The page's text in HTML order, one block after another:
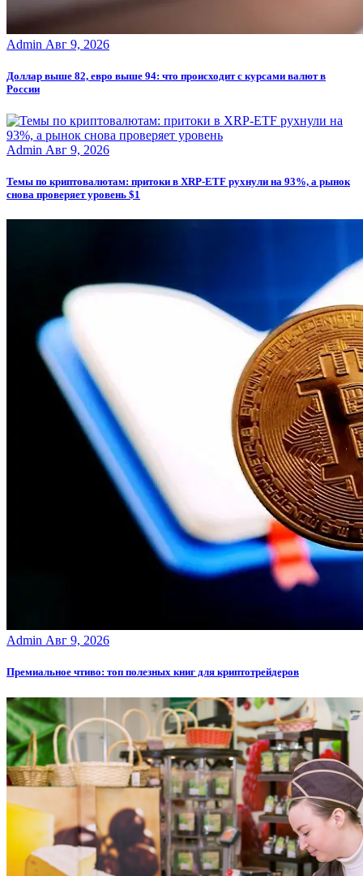
Admin Авг 9, 2026
Доллар выше 82, евро выше 94: что происходит с курсами валют в
России
Admin Авг 9, 2026
Темы по криптовалютам: притоки в XRP-ETF рухнули на 93%, а рынок
снова проверяет уровень $1
Admin Авг 9, 2026
Премиальное чтиво: топ полезных книг для криптотрейдеров